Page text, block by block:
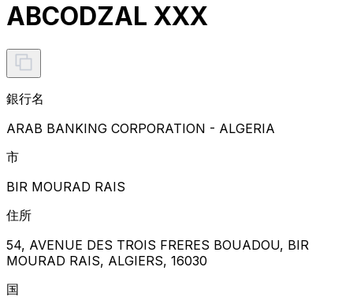
ABCODZAL XXX
銀行名
ARAB BANKING CORPORATION - ALGERIA
市
BIR MOURAD RAIS
住所
54, AVENUE DES TROIS FRERES BOUADOU, BIR
MOURAD RAIS, ALGIERS, 16030
国